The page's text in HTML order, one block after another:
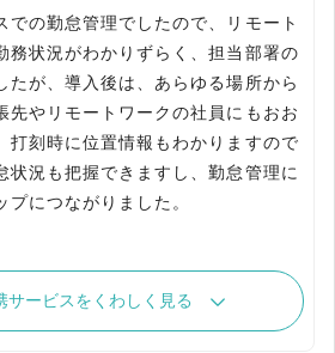
での勤怠管理でしたので、リモート
務状況がわかりずらく、担当部署の
たが、導入後は、あらゆる場所から
先やリモートワークの社員にもおお
打刻時に位置情報もわかりますので
状況も把握できますし、勤怠管理に
につながりました。
サービスをくわしく見る